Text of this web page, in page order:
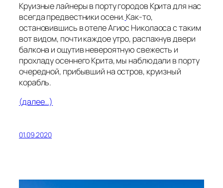
Круизные лайнеры в порту городов Крита для нас
всегда предвестники осени. Как-то,
остановившись в отеле Агиос Николаоса с таким
вот видом, почти каждое утро, распахнув двери
балкона и ощутив невероятную свежесть и
прохладу осеннего Крита, мы наблюдали в порту
очередной, прибывший на остров, круизный
корабль.
(далее…)
01.09.2020